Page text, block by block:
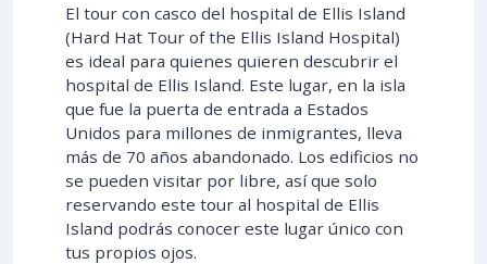
El tour con casco del hospital de Ellis Island
(Hard Hat Tour of the Ellis Island Hospital)
es ideal para quienes quieren descubrir el
hospital de Ellis Island. Este lugar, en la isla
que fue la puerta de entrada a Estados
Unidos para millones de inmigrantes, lleva
más de 70 años abandonado. Los edificios no
se pueden visitar por libre, así que solo
reservando este tour al hospital de Ellis
Island podrás conocer este lugar único con
tus propios ojos.